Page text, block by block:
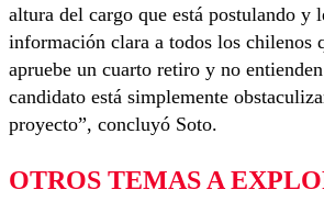
altura del cargo que está postulando y
información clara a todos los chilenos
apruebe un cuarto retiro y no
candidato está simplemente
proyecto”, concluyó Soto.
OTROS TEMAS A